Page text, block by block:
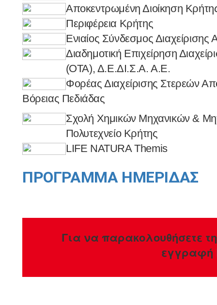
Αποκεντρωμένη Διοίκηση
Περιφέρεια Κρήτης
Ενιαίος Σύνδεσμος
Διαδημοτική Επιχείρηση
(ΟΤΑ), Δ.Ε.ΔΙ.Σ.Α. Α.Ε.
Φορέας Διαχείρισης Στερεών
Βόρειας Πεδιάδας
Σχολή Χημικών Μηχανικών &
Πολυτεχνείο Κρήτης
LIFE NATURA Themis
ΠΡΟΓΡΑΜΜΑ ΗΜΕΡΙΔΑΣ
Για να παρακολουθήσετε
εγγραφή